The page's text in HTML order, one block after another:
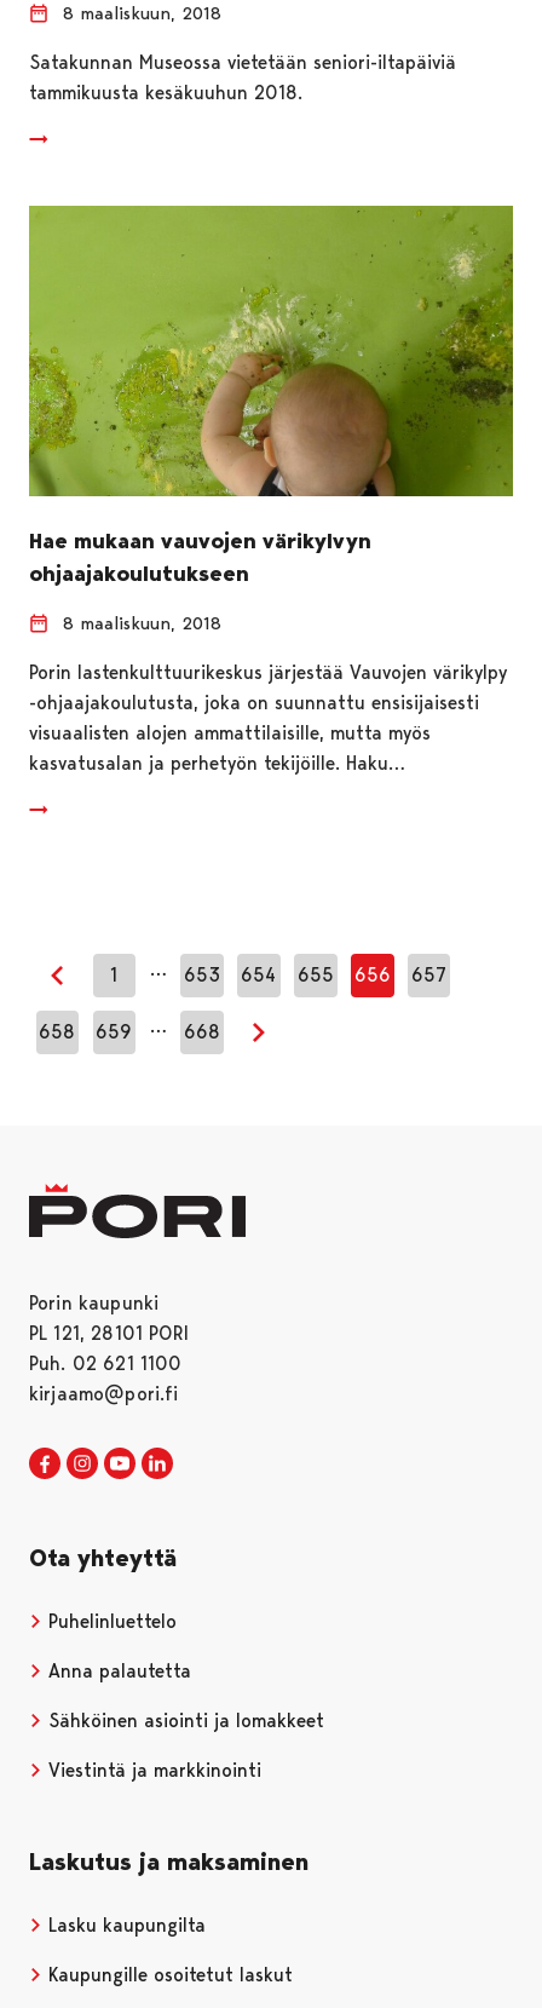
8 maaliskuun, 2018
Satakunnan Museossa vietetään seniori-iltapäiviä
tammikuusta kesäkuuhun 2018.
Hae mukaan vauvojen värikylvyn
ohjaajakoulutukseen
8 maaliskuun, 2018
Porin lastenkulttuurikeskus järjestää Vauvojen värikylpy
-ohjaajakoulutusta, joka on suunnattu ensisijaisesti
visuaalisten alojen ammattilaisille, mutta myös
kasvatusalan ja perhetyön tekijöille. Haku…
Edellinen sivu
1 … 653 654 655 656 657
658 659 … 668
Seuraava sivu
Porin kaupunki
PL 121, 28101 PORI
Puh. 02 621 1100
kirjaamo@pori.fi
Porin kaupunki Facebookissa
Avautuu uudessa välilehdessä
Porin kaupunki Instagramissa
Avautuu uudessa välilehdessä
Porin kaupunki Youtubessa
Avautuu uudessa välilehdessä
Ota yhteyttä
Puhelinluettelo
Anna palautetta
Sähköinen asiointi ja lomakkeet
Viestintä ja markkinointi
Laskutus ja maksaminen
Lasku kaupungilta
Kaupungille osoitetut laskut